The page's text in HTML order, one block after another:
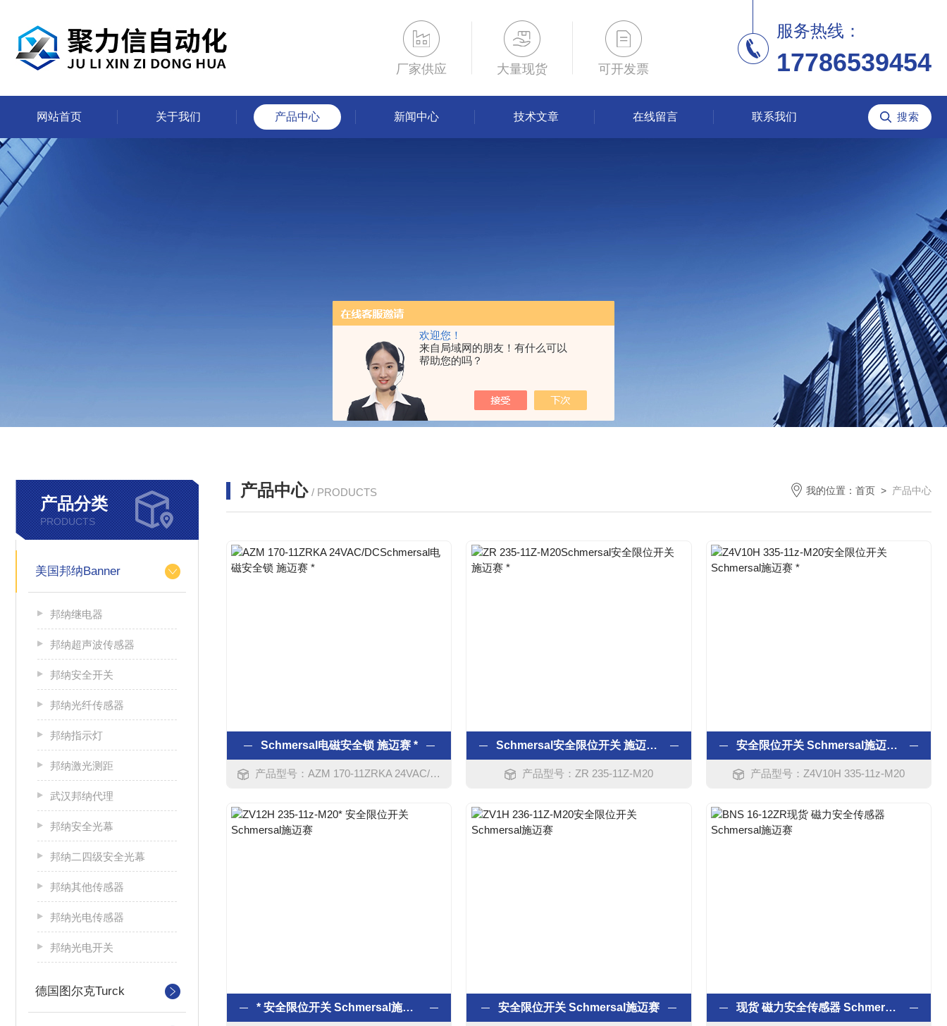
欢迎您！
来自局域网的朋友！有什么可以
帮助您的吗？
厂家供应 大量现货 可开发票
服务热线：
17786539454
网站首页 关于我们 产品中心 新闻中心 技术文章 在线留言 联系我们
产品分类
PRODUCTS
美国邦纳Banner
邦纳继电器
邦纳超声波传感器
邦纳安全开关
邦纳光纤传感器
邦纳指示灯
邦纳激光测距
武汉邦纳代理
邦纳安全光幕
邦纳二四级安全光幕
邦纳其他传感器
邦纳光电传感器
邦纳光电开关
德国图尔克Turck
产品中心 / PRODUCTS 我的位置： 首页 > 产品中心
Schmersal电磁安全锁 施迈赛 *
产品型号：AZM 170-11ZRKA 24VAC/DC
Schmersal安全限位开关 施迈赛 *
产品型号：ZR 235-11Z-M20
安全限位开关 Schmersal施迈赛 *
产品型号：Z4V10H 335-11z-M20
* 安全限位开关 Schmersal施迈赛 安全限位开关 Schmersal施迈赛 现货 磁力安全传感器 Schmersal施迈赛